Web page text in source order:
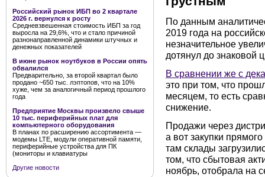
Российский рынок ИБП во 2 квартале
2026 г. вернулся к росту
Средневзвешенная стоимость ИБП за год
выросла на 29,6%, что и стало причиной
разнонаправленной динамики штучных и
денежных показателей
В июне рынок ноутбуков в России опять
обвалился
Предварительно, за второй квартал было
продано ~650 тыс. лэптопов, что на 10%
хуже, чем за аналогичный период прошлого
года
Предприятие Москвы произвело свыше
10 тыс. периферийных плат для
компьютерного оборудования
В планах по расширению ассортимента —
модемы LTE, модули оперативной памяти,
периферийные устройства для ПК
(мониторы и клавиатуры
Другие новости
По данным
2019 года на
незначительное
дотянул до знаковой
В сравнении же с
это при том, что
месяцем, то есть
снижение.
Продажи через
а вот закупки
там склады
том, что сбытовая
ноябрь, отобрала на